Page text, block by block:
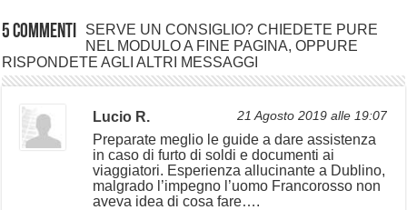
5 commenti
SERVE UN CONSIGLIO? CHIEDETE PURE
NEL MODULO A FINE PAGINA, OPPURE
RISPONDETE AGLI ALTRI MESSAGGI
Lucio R. 21 Agosto 2019 alle 19:07
Preparate meglio le guide a dare assistenza
in caso di furto di soldi e documenti ai
viaggiatori. Esperienza allucinante a Dublino,
malgrado l’impegno l’uomo Francorosso non
aveva idea di cosa fare….